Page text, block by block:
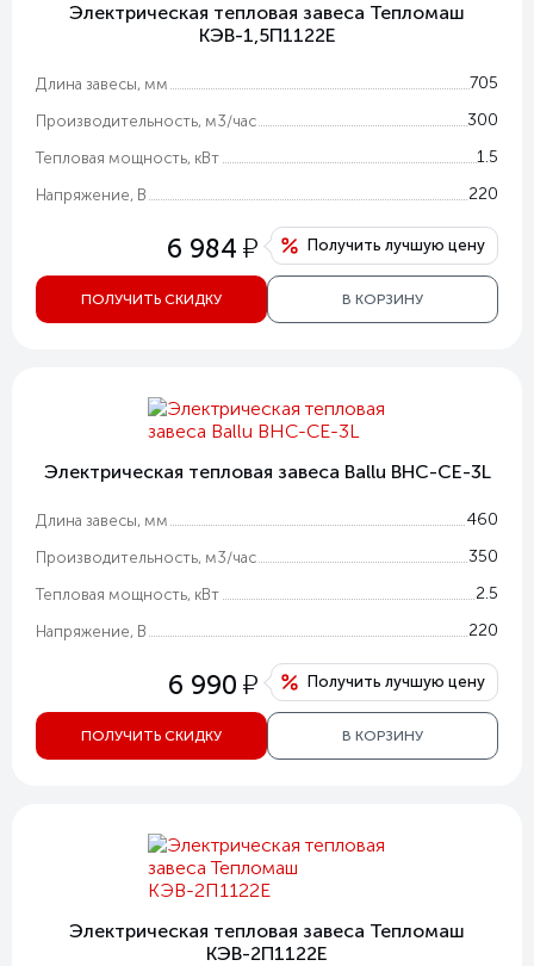
Электрическая тепловая завеса Тепломаш
КЭВ-1,5П1122E
Длина завесы, мм 705
Производительность, м3/час 300
Тепловая мощность, кВт 1.5
Напряжение, В 220
6 984 у Получить лучшую цену
ПОЛУЧИТЬ СКИДКУ В КОРЗИНУ
Электрическая тепловая завеса Ballu BHC-CE-3L
Длина завесы, мм 460
Производительность, м3/час 350
Тепловая мощность, кВт 2.5
Напряжение, В 220
6 990 у Получить лучшую цену
ПОЛУЧИТЬ СКИДКУ В КОРЗИНУ
Электрическая тепловая завеса Тепломаш
КЭВ-2П1122E